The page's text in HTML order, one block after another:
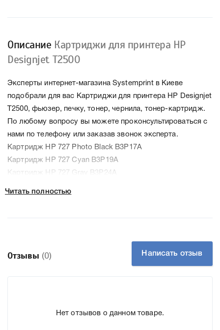
Описание Картриджи для принтера HP
Designjet T2500
Эксперты интернет-магазина Systemprint в Киеве
подобрали для вас Картриджи для принтера HP Designjet
T2500, фьюзер, печку, тонер, чернила, тонер-картридж.
По любому вопросу вы можете проконсультироваться с
нами по телефону или заказав звонок эксперта.
Картридж HP 727 Photo Black B3P17A
Картридж HP 727 Cyan B3P19A
Картридж HP 727 Gray B3P24A
Картридж HP 727 Matte Black C1Q12A
Читать полностью
Отзывы (0) Написать отзыв
Нет отзывов о данном товаре.